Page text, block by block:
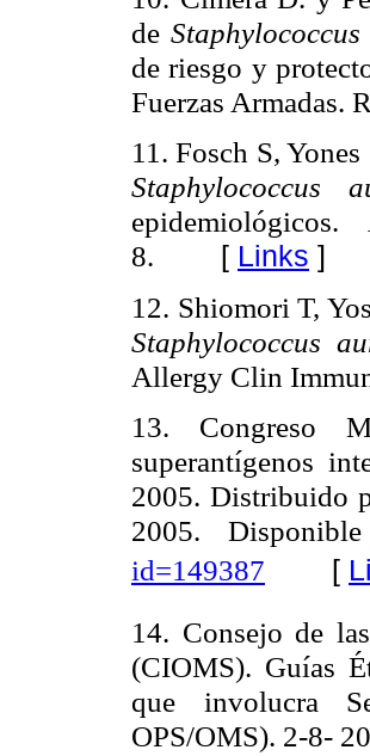
de
de riesgo y
Fuerzas Armadas.
11. Fosch S,
Staphylococcus
epidemiológicos.
8. [ Links ]
12. Shiomori T,
Staphylococcus
Allergy Clin
13. Congreso
superantígenos
2005. Distribuido
2005.
id=149387 [
14. Consejo de
(CIOMS). Guías
que involucra
OPS/OMS). 2-8-